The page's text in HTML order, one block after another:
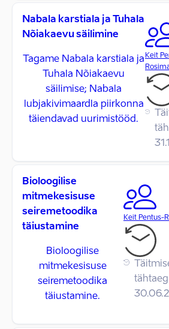
Nabala karstiala ja Tuhala
Nõiakaevu säilimine
Tagame Nabala karstiala ja
Tuhala Nõiakaevu
säilimise; Nabala
lubjakivimaardla piirkonna
täiendavad uurimistööd.
Keit
Bioloogilise
mitmekesisuse
seiremetoodika
täiustamine
Bioloogilise
mitmekesisuse
seiremetoodika
täiustamine.
Keit Pentus-